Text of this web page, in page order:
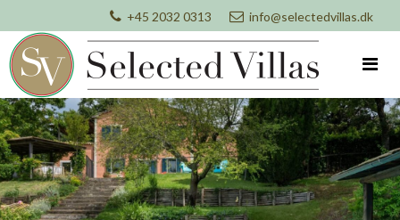
+45 2032 0313 info@selectedvillas.dk